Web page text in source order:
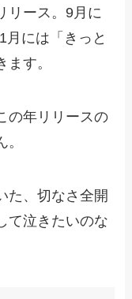
リース。9月に
月には「きっと
す。
の年リリースの
た、切なさ全開
て泣きたいのな